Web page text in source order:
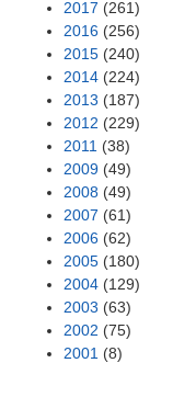
2017 (261)
2016 (256)
2015 (240)
2014 (224)
2013 (187)
2012 (229)
2011 (38)
2009 (49)
2008 (49)
2007 (61)
2006 (62)
2005 (180)
2004 (129)
2003 (63)
2002 (75)
2001 (8)